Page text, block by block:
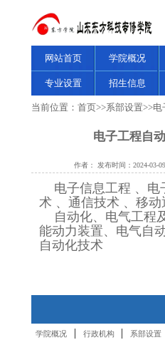
网站首页 学院概况
专业设置 招生信息
当前位置： 首页>>系部设置>>电
电子工程自
作者： 发布时间：2024-03-
电子信息工程 、电
术 、通信技术 、移动
自动化、电气工程
能动力装置、电气自
自动化技术
学院概况 | 行政机构 | 系部设置